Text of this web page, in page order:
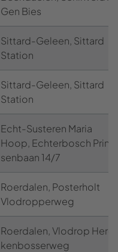
Gen Bies
Sittard-​Geleen, Sit­tard
Sta­ti­on
Sittard-​Geleen, Sit­tard
Sta­ti­on
Echt-​Susteren Maria
Hoop, Ech­ter­bosch Prin­
sen­ba­an 14/7
Roerd­a­len, Posterholt
Vlo­drop­per­weg
Roerd­a­len, Vlo­drop Her­
ken­bos­ser­weg